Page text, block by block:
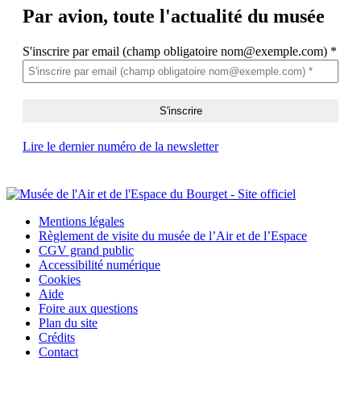
Par avion, toute l'actualité du musée
S'inscrire par email (champ obligatoire nom@exemple.com) *
Lire le dernier numéro de la newsletter
Mentions légales
Règlement de visite du musée de l’Air et de l’Espace
CGV grand public
Accessibilité numérique
Cookies
Aide
Foire aux questions
Plan du site
Crédits
Contact